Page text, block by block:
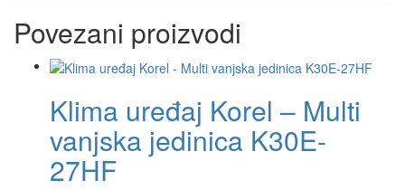
Povezani proizvodi
Klima uređaj Korel – Multi
vanjska jedinica K30E-
27HF